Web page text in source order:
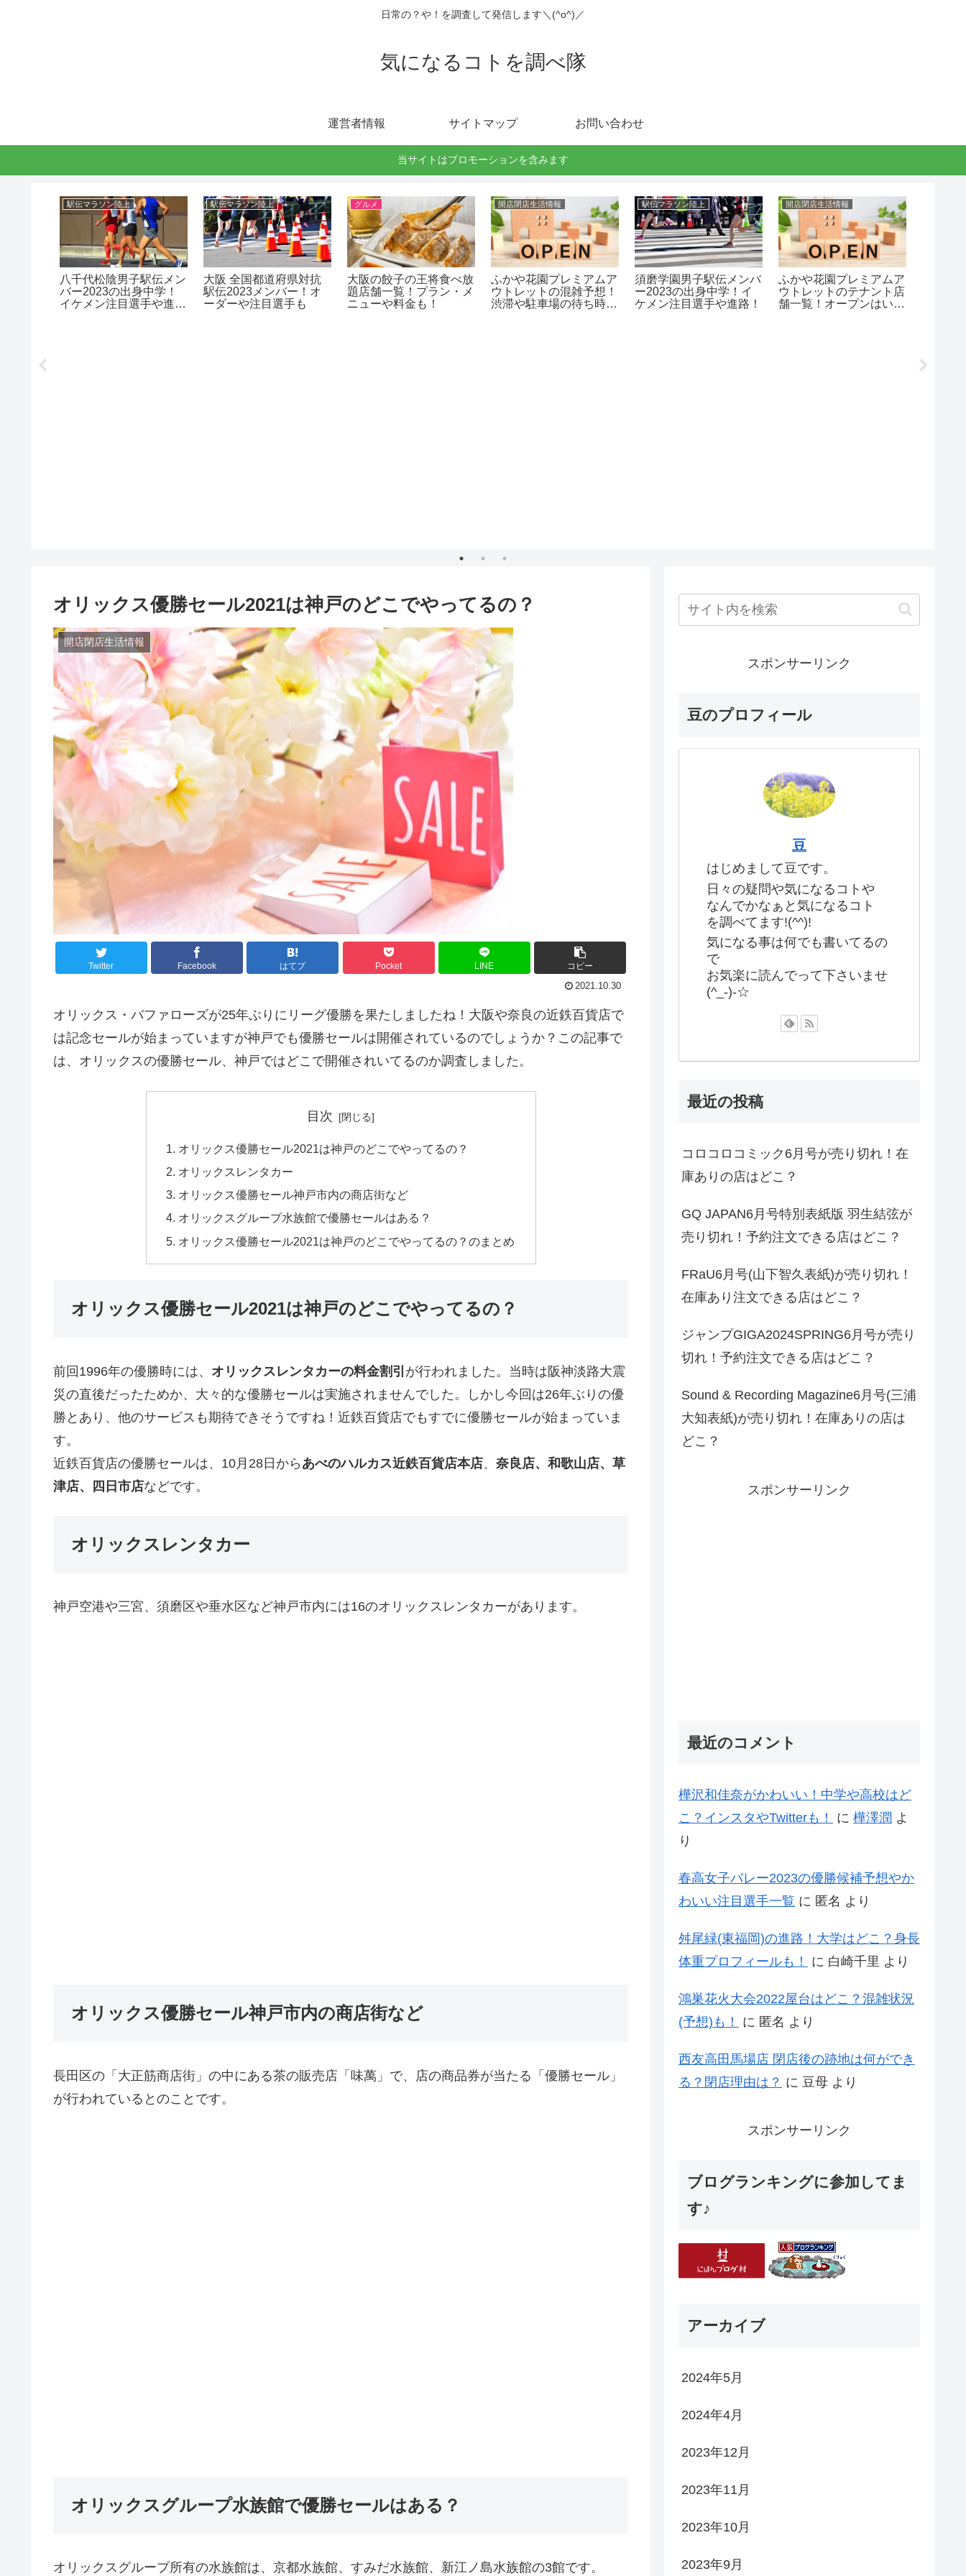
日常の？や！を調査して発信します＼(^o^)／
気になるコトを調べ隊
運営者情報 サイトマップ お問い合わせ
当サイトはプロモーションを含みます
駅伝マラソン陸上
八千代松陰男子駅伝メン
バー2023の出身中学！
イケメン注目選手や進
駅伝マラソン陸上
大阪 全国都道府県対抗
駅伝2023メンバー！オ
ーダーや注目選手も
グルメ
大阪の餃子の王将食べ放
題店舗一覧！プラン・メ
ニューや料金も！
開店閉店生活情報
ふかや花園プレミアムア
ウトレットの混雑予想！
渋滞や駐車場の待ち時間
駅伝マラソン陸上
須磨学園男子駅伝メンバ
ー2023の出身中学！イ
ケメン注目選手や進路！
開店閉店生活情報
ふかや花園プレミアムア
ウトレットのテナント店
舗一覧！オープンはい
オリックス優勝セール2021は神戸のどこでやってるの？
開店閉店生活情報
Twitter Facebook はてブ Pocket LINE コピー
2021.10.30
オリックス・バファローズが25年ぶりにリーグ優勝を果たしましたね！大阪や奈良の近鉄百貨店で
は記念セールが始まっていますが神戸でも優勝セールは開催されているのでしょうか？この記事で
は、オリックスの優勝セール、神戸ではどこで開催されいてるのか調査しました。
目次
オリックス優勝セール2021は神戸のどこでやってるの？
オリックスレンタカー
オリックス優勝セール神戸市内の商店街など
オリックスグループ水族館で優勝セールはある？
オリックス優勝セール2021は神戸のどこでやってるの？のまとめ
オリックス優勝セール2021は神戸のどこでやってるの？
前回1996年の優勝時には、 オリックスレンタカーの料金割引 が行われました。当時は阪神淡路大震
災の直後だったためか、大々的な優勝セールは実施されませんでした。しかし今回は26年ぶりの優
勝とあり、他のサービスも期待できそうですね！近鉄百貨店でもすでに優勝セールが始まっていま
す。
近鉄百貨店の優勝セールは、10月28日から あべのハルカス近鉄百貨店本店、 奈良店、和歌山店、草
津店、四日市店などです。
オリックスレンタカー
神戸空港や三宮、須磨区や垂水区など神戸市内には16のオリックスレンタカーがあります。
オリックス優勝セール神戸市内の商店街など
長田区の「大正筋商店街」の中にある茶の販売店「味萬」で、店の商品券が当たる「優勝セール」
が行われているとのことです。
オリックスグループ水族館で優勝セールはある？
オリックスグループ所有の水族館は、京都水族館、すみだ水族館、新江ノ島水族館の3館です。
スポンサーリンク
豆のプロフィール
豆
はじめまして豆です。
日々の疑問や気になるコトや
なんでかなぁと気になるコト
を調べてます!(^^)!
気になる事は何でも書いてるの
で
お気楽に読んでって下さいませ
(^_-)-☆
最近の投稿
コロコロコミック6月号が売り切れ！在
庫ありの店はどこ？
GQ JAPAN6月号特別表紙版 羽生結弦が
売り切れ！予約注文できる店はどこ？
FRaU6月号(山下智久表紙)が売り切れ！
在庫あり注文できる店はどこ？
ジャンプGIGA2024SPRING6月号が売り
切れ！予約注文できる店はどこ？
Sound & Recording Magazine6月号(三浦
大知表紙)が売り切れ！在庫ありの店は
どこ？
スポンサーリンク
最近のコメント
樺沢和佳奈がかわいい！中学や高校はど
こ？インスタやTwitterも！
に 樺澤潤 よ
り
春高女子バレー2023の優勝候補予想やか
わいい注目選手一覧 に 匿名 より
舛尾緑(東福岡)の進路！大学はどこ？身長
体重プロフィールも！
に 白崎千里 より
鴻巣花火大会2022屋台はどこ？混雑状況
(予想)も！
に 匿名 より
西友高田馬場店 閉店後の跡地は何ができ
る？閉店理由は？ に 豆母 より
スポンサーリンク
ブログランキングに参加してま
す♪
アーカイブ
2024年5月
2024年4月
2023年12月
2023年11月
2023年10月
2023年9月